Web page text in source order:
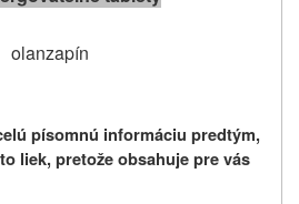
olanzapín
písomnú informáciu predtým,
liek, pretože obsahuje pre vás